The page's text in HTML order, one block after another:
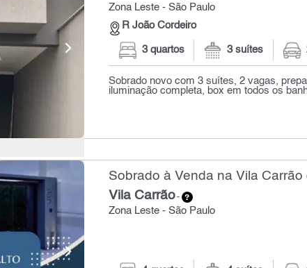
Zona Leste - São Paulo
R João Cordeiro
3 quartos 3 suítes
Sobrado novo com 3 suítes, 2 vagas,
iluminação completa, box em todos os
Sobrado à Venda na Vila Carrão
Vila Carrão-
Zona Leste - São Paulo